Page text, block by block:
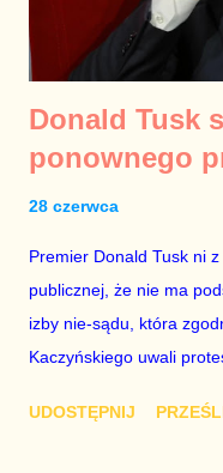
połączone z
Donald Tusk
ponownego
28 czerwca
Premier Donald Tusk ni
publicznej, że nie ma
izby nie-sądu, która
Kaczyńskiego uwali
nieprawidłowości w toku
UDOSTĘPNIJ